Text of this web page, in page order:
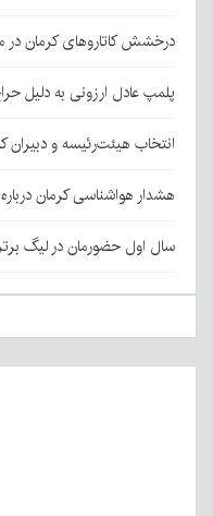
درخشش کاتاروهای کرمان در
پلمپ عادل ارزونی به دليل
انتخاب هیئت‌رئیسه و
هشدار هواشناسی کرمان
سال اول حضورمان در لیگ